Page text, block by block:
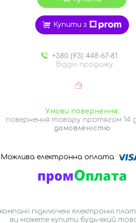
Купити з
+380 (93) 448-67-81
Відділ продажу
повернення товару протягом 14
домовленістю
підключені електронні
ви можете купити будь-який